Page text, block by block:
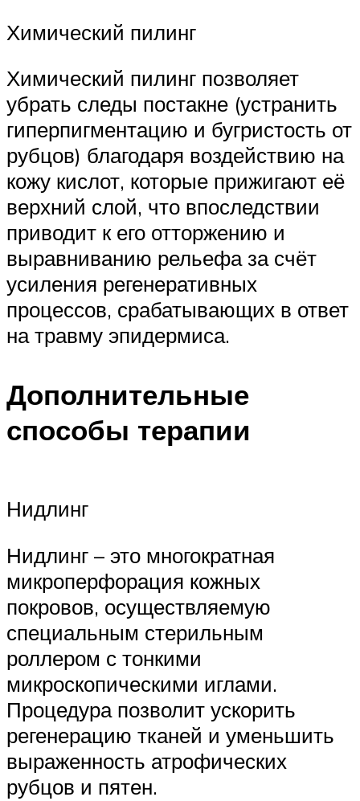
Химический пилинг
Химический пилинг позволяет
убрать следы постакне (устранить
гиперпигментацию и бугристость от
рубцов) благодаря воздействию на
кожу кислот, которые прижигают её
верхний слой, что впоследствии
приводит к его отторжению и
выравниванию рельефа за счёт
усиления регенеративных
процессов, срабатывающих в ответ
на травму эпидермиса.
Дополнительные
способы терапии
Нидлинг
Нидлинг – это многократная
микроперфорация кожных
покровов, осуществляемую
специальным стерильным
роллером с тонкими
микроскопическими иглами.
Процедура позволит ускорить
регенерацию тканей и уменьшить
выраженность атрофических
рубцов и пятен.